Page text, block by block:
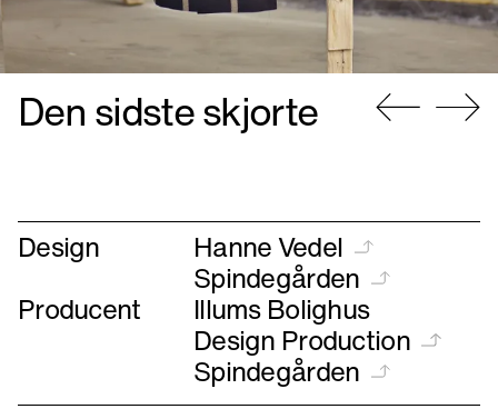
Den sidste skjorte
Design Hanne Vedel
Spindegården
Producent Illums Bolighus
Design Production
Spindegården